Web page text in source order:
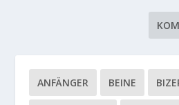
ANFÄNGER BEINE